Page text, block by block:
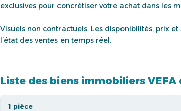
exclusives pour concrétiser votre achat dans les
Visuels non contractuels. Les disponibilités, prix
l’état des ventes en temps réel.
Liste des biens immobiliers VEFA
1 pièce